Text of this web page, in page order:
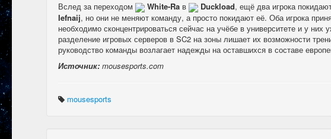
Вслед за переходом White-Raв Duckload, ещё два игрока
Iefnaij, но они не меняют команду, а просто покидают её. Оба игрока
необходимо сконцентрироваться сейчас на учёбе в университете и у
разделение игровых серверов в SC2 на зоны лишает их возможности
руководство команды возлагает надежды на оставшихся в составе
Источник:mousesports.com
mousesports